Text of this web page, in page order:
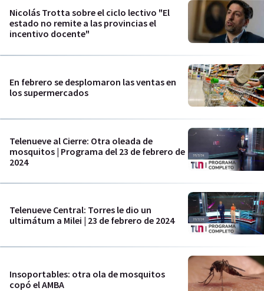
Nicolás Trotta sobre el ciclo lectivo "El
estado no remite a las provincias el
incentivo docente"
En febrero se desplomaron las ventas en
los supermercados
Telenueve al Cierre: Otra oleada de
mosquitos | Programa del 23 de febrero de
2024
Telenueve Central: Torres le dio un
ultimátum a Milei | 23 de febrero de 2024
Insoportables: otra ola de mosquitos
copó el AMBA